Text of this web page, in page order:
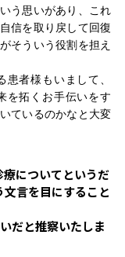
う思いがあり、
これ
信を取り戻して回復
そういう役割を担え
患者様もいまして、
を拓くお手伝いをす
ているのかなと大変
についてというだ
言を目にすること
だと推察いたしま